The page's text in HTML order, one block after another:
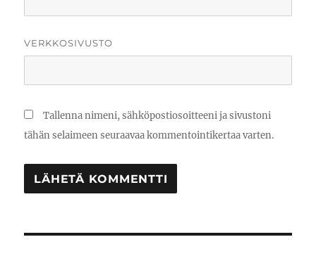
VERKKOSIVUSTO
Tallenna nimeni, sähköpostiosoitteeni ja sivustoni
tähän selaimeen seuraavaa kommentointikertaa varten.